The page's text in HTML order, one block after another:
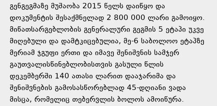
გენგეგმაზე მუშაობა 2015 წელს დაიწყო და
დოკუმენტის შესაქმნელად 2 800 000 ლარი გამოიყო.
მიწათსარგებლობის გენერალური გეგმის 5 ეტაპი უკვე
მიღებული და დამტკიცებულია, მე-6 საბოლოო ეტაპზე
მერიამ ჯგუფი ერთი და იმავე შენიშვნის სამჯერ
გაუთვალისწინებლობისთვის გასული წლის
დეკემბერში 140 ათასი ლარით დააჯარიმა და
შენიშვნების გამოსასწორებლად 45-დღიანი ვადა
მისცა, რომელიც თებერვლის ბოლოს ამოიწურა.